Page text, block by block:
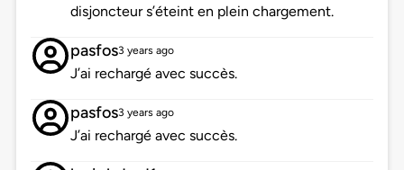
disjoncteur s’éteint en plein chargement.
pasfos3 years ago
J’ai rechargé avec succès.
pasfos3 years ago
J’ai rechargé avec succès.